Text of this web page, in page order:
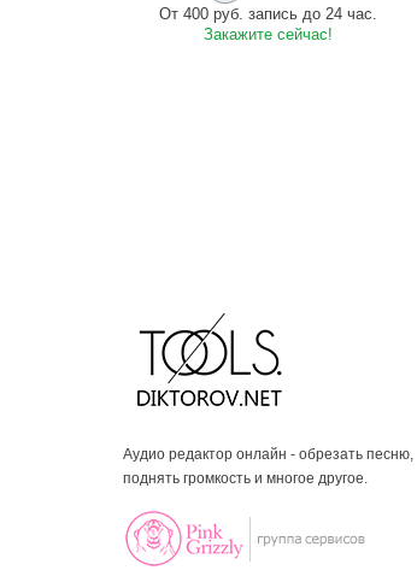
От 400 руб. запись до 24 час.
Закажите сейчас!
Аудио редактор онлайн - обрезать песню,
поднять громкость и многое другое.